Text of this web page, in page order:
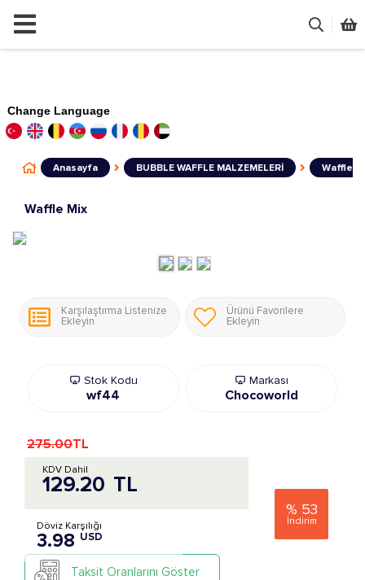
Change Language
Anasayfa BUBBLE WAFFLE MALZEMELERİ Waffle
Waffle Mix
Karşılaştırma Listenize
Ekleyin
Ürünü Favorilere
Ekleyin
Stok Kodu
wf44
Markası
Chocoworld
% 53
İndirim
275.00TL
129.20 TL
KDV Dahil
Döviz Karşılığı
3.98 USD
Taksit Oranlarını Göster